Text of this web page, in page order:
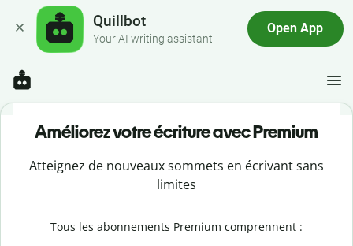
Quillbot
Your AI writing assistant
Open App
Améliorez votre écriture avec Premium
Atteignez de nouveaux sommets en écrivant sans
limites
Tous les abonnements Premium comprennent :